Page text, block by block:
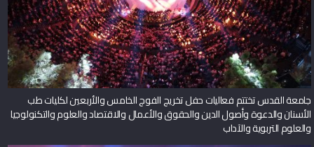
جامعة القدس تختتم فعاليات حفل تخريج الفوج الخامس والأربعين لكليات طب
الأسنان والدعوة وأصول الدين والحقوق والأعمال والاقتصاد والعلوم والتكنولوجيا
والعلوم التربوية والآداب